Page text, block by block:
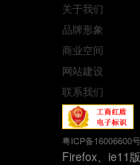
关于我们
品牌形象
商业空间
网站建设
联系我们
粤ICP备16006600号
Firefox、ie11